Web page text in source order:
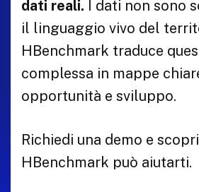
dati reali. I dati non sono
il linguaggio vivo del
HBenchmark traduce
complessa in mappe
opportunità e sviluppo.
Richiedi una demo e
HBenchmark può aiutarti.